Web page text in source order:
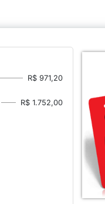
R$ 971,20
R$ 1.752,00